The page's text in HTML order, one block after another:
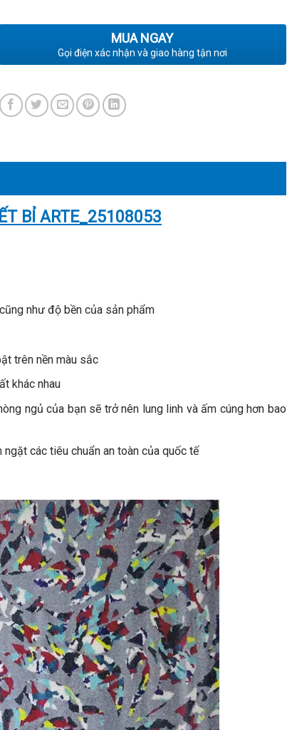
MUA NGAY
Gọi điện xác nhận và giao hàng tận nơi
BỈ ARTE_25108053
như độ bền của sản phẩm
trên nền màu sắc
khác nhau
ngủ của bạn sẽ trở nên lung linh và ấm cúng hơn bao
các tiêu chuẩn an toàn của quốc tế